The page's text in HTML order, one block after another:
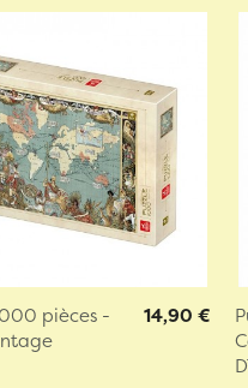
pièces -
14,90 €